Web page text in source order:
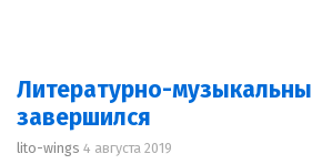
Литературно-
завершился
lito-wings 4 августа 2019